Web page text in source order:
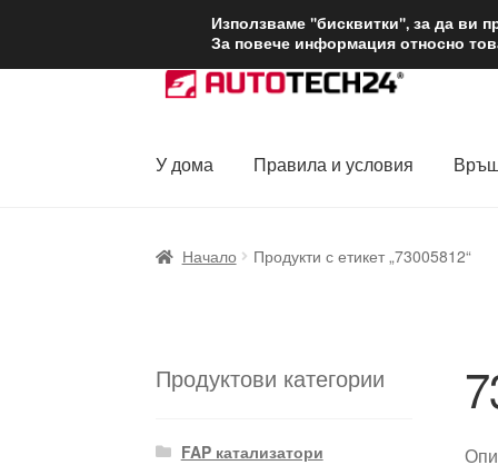
ДОСТАВКА от
Skip
to
Skip
to
У дома
Правила и условия
Начало Продукти с етикет „73005812“
Продуктови категории
FAP катализатори
Използваме "бисквитки", за да ви
За повече информация относно